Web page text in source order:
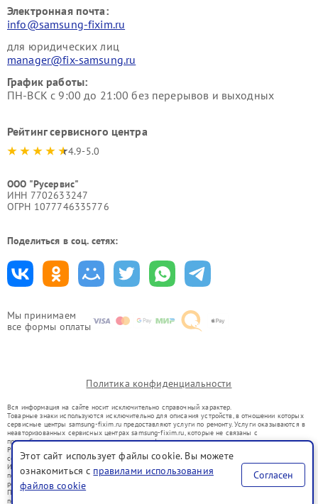
Мы принимаем
все формы оплаты
Электронная почта:
info@samsung-fixim.ru
для юридических лиц
manager@fix-samsung.ru
График работы:
ПН-ВСК с 9:00 до 21:00 без перерывов и выходных
Рейтинг сервисного центра
4.9-5.0
ООО "Русервис"
ИНН 7702633247
ОГРН 1077746335776
Поделиться в соц. сетях:
Политика конфиденциальности
Вся информация на сайте носит исключительно справочный характер.
Товарные знаки используются исключительно для описания устройств, в отношении которых
сервисные центры samsung-fixim.ru предоставляют услуги по ремонту. Услуги оказываются в
неавторизованных сервисных центрах samsung-fixim.ru, которые не связаны с
правообладателями товарных знаков или их официальными представителями.
Ремонт осуществляется для устройств, уже введенных в гражданский оборот в соответствии
со статьей 1487 ГК РФ.
Использование товарных знаков не преследует цели индивидуализации услуг или введения
потребителей в заблуждение, а служит для информирования о предоставляемых услугах по
ремонту техники указанных брендов.
Представленная на сайте информация не является публичной офертой, определяемой
положениями Статьи 437(2) Гражданского кодекса РФ
Этот сайт использует файлы cookie. Вы можете
ознакомиться с правилами использования
файлов cookie
Согласен